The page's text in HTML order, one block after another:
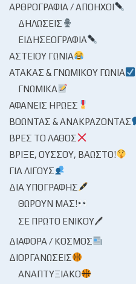
ΑΡΘΡΟΓΡΑΦΊΑ / ΑΠΌΗΧΟΙ
ΔΗΛΏΣΕΙΣ
ΕΙΔΗΣΕΟΓΡΑΦΊΑ
ΑΣΤΕΊΟΥ ΓΩΝΊΑ
ΑΤΆΚΑΣ & ΓΝΩΜΙΚΟΎ ΓΩΝΊΑ
ΓΝΩΜΙΚΆ
ΑΦΑΝΕΊΣ ΉΡΩΕΣ
ΒΟΏΝΤΑΣ & ΑΝΑΚΡΆΖΟΝΤΑΣ
ΒΡΕΣ ΤΟ ΛΆΘΟΣ
ΒΡΊΞΕ, ΟΎΣΣΟΥ, ΒΆΩΣΤΟ!
ΓΙΑ ΛΊΓΟΥΣ
ΔΙΑ ΥΠΟΓΡΑΦΉΣ
ΘΩΡΟΎΝ ΜΑΣ!
ΣΕ ΠΡΏΤΟ ΕΝΙΚΟΎ🖊
ΔΙΆΦΟΡΑ / ΚΌΣΜΟΣ
ΔΙΟΡΓΑΝΏΣΕΙΣ
ΑΝΑΠΤΥΞΙΑΚΌ